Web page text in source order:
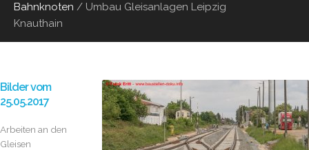
Bahnknoten / Umbau Gleisanlagen Leipzig
Knauthain
Bilder vom
25.05.2017
Arbeiten an den
Gleisen